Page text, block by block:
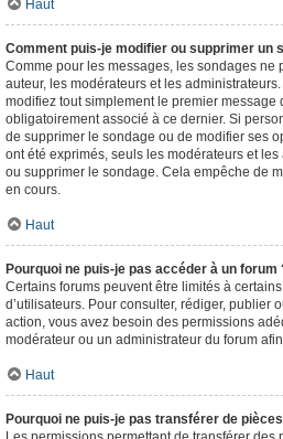
Haut
Comment puis-je modifier ou supprimer un
Comme pour les messages, les sondages ne
auteur, les modérateurs et les
modifiez tout simplement le premier message
obligatoirement associé à ce dernier. Si
de supprimer le sondage ou de modifier ses
ont été exprimés, seuls les modérateurs et
ou supprimer le sondage. Cela empêche de
en cours.
Haut
Pourquoi ne puis-je pas accéder à un forum
Certains forums peuvent être limités à
d’utilisateurs. Pour consulter, rédiger, publier
action, vous avez besoin des permissions
modérateur ou un administrateur du forum
Haut
Pourquoi ne puis-je pas transférer de